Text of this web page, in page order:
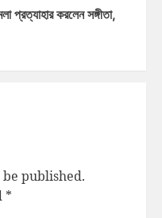
প্রত্যাহার করলেন সঙ্গীতা,
published.
*